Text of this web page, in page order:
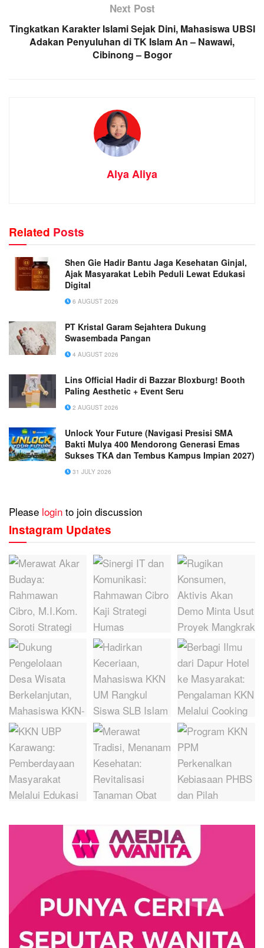
Next Post
Tingkatkan Karakter Islami Sejak Dini, Mahasiswa UBSI
Adakan Penyuluhan di TK Islam An – Nawawi,
Cibinong – Bogor
Alya Aliya
Related Posts
Shen Gie Hadir Bantu Jaga Kesehatan Ginjal,
Ajak Masyarakat Lebih Peduli Lewat Edukasi
Digital
6 AUGUST 2026
PT Kristal Garam Sejahtera Dukung
Swasembada Pangan
4 AUGUST 2026
Lins Official Hadir di Bazzar Bloxburg! Booth
Paling Aesthetic + Event Seru
2 AUGUST 2026
Unlock Your Future (Navigasi Presisi SMA
Bakti Mulya 400 Mendorong Generasi Emas
Sukses TKA dan Tembus Kampus Impian 2027)
31 JULY 2026
Please login to join discussion
Instagram Updates